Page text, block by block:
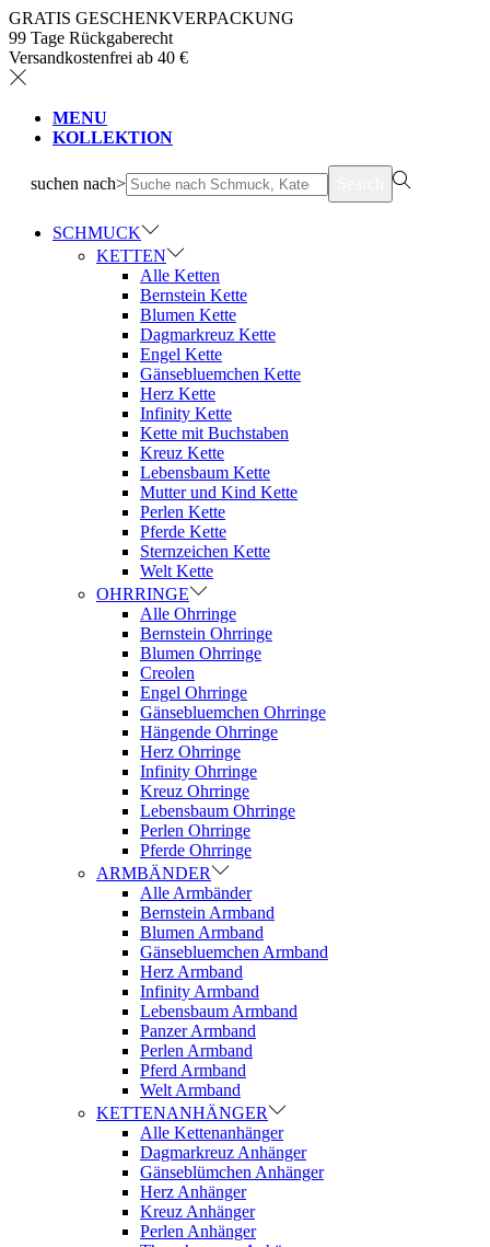
GRATIS GESCHENKVERPACKUNG
99 Tage Rückgaberecht
Versandkostenfrei ab 40 €
MENU
KOLLEKTION
suchen nach>
SCHMUCK
KETTEN
Alle Ketten
Bernstein Kette
Blumen Kette
Dagmarkreuz Kette
Engel Kette
Gänsebluemchen Kette
Herz Kette
Infinity Kette
Kette mit Buchstaben
Kreuz Kette
Lebensbaum Kette
Mutter und Kind Kette
Perlen Kette
Pferde Kette
Sternzeichen Kette
Welt Kette
OHRRINGE
Alle Ohrringe
Bernstein Ohrringe
Blumen Ohrringe
Creolen
Engel Ohrringe
Gänsebluemchen Ohrringe
Hängende Ohrringe
Herz Ohrringe
Infinity Ohrringe
Kreuz Ohrringe
Lebensbaum Ohrringe
Perlen Ohrringe
Pferde Ohrringe
ARMBÄNDER
Alle Armbänder
Bernstein Armband
Blumen Armband
Gänsebluemchen Armband
Herz Armband
Infinity Armband
Lebensbaum Armband
Panzer Armband
Perlen Armband
Pferd Armband
Welt Armband
KETTENANHÄNGER
Alle Kettenanhänger
Dagmarkreuz Anhänger
Gänseblümchen Anhänger
Herz Anhänger
Kreuz Anhänger
Perlen Anhänger